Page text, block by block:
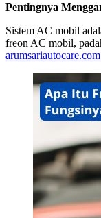
Pentingnya
Sistem AC mobil
freon AC mobil,
arumsariautocare.com